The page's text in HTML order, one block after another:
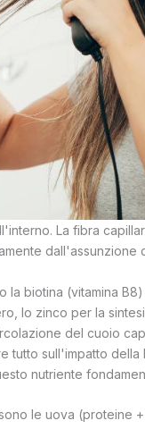
La fibra
dall'assunzione
la biotina (vitamina
lo zinco per la
del cuoio
tutto sull'impatto della
nutriente
le uova (proteine